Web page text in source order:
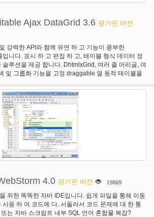
Ajax DataGrid 3.6 평가판 버전
강력한 API와 함께 유연 하 고 기능이 풍부한
니다. 표시 하 고 편집 하 고, 테이블 형식 데이터 정
솔루션을 제공 합니다. DhtmlxGrid, 여러 줄 머리글, 여
및 그룹화 기능을 고정 draggable 열 동적 테이블을
허용 한다.
4.0 평가판 버전 19869
위한 똑똑한 자바 IDE입니다. 쉽게 파일을 통해 이동
사용 하 여 코드에 다. 서둘러서 코드 문제에 대 한 통
는 자바 스크립트 내부 SQL 언어 혼합물 복잡?